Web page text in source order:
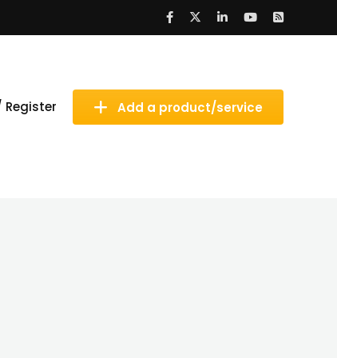
Add a product/service
Register